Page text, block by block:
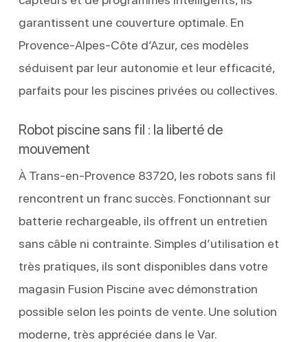
garantissent une couverture optimale. En
Provence-Alpes-Côte d’Azur, ces modèles
séduisent par leur autonomie et leur efficacité,
parfaits pour les piscines privées ou collectives.
Robot piscine sans fil : la liberté de
mouvement
À Trans-en-Provence 83720, les robots sans fil
rencontrent un franc succès. Fonctionnant sur
batterie rechargeable, ils offrent un entretien
sans câble ni contrainte. Simples d’utilisation et
très pratiques, ils sont disponibles dans votre
magasin Fusion Piscine avec démonstration
possible selon les points de vente. Une solution
moderne, très appréciée dans le Var.